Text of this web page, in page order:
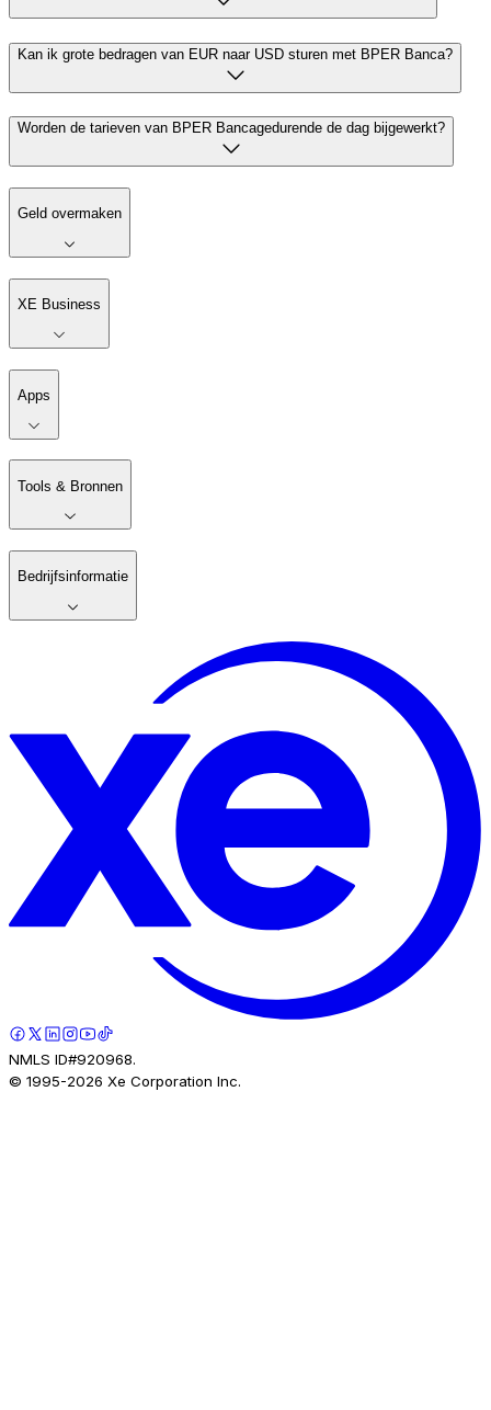
Kan ik grote bedragen van EUR naar USD sturen met BPER Banca?
Worden de tarieven van BPER Bancagedurende de dag bijgewerkt?
Geld overmaken
XE Business
Apps
Tools & Bronnen
Bedrijfsinformatie
NMLS ID#920968.
© 1995-2026 Xe Corporation Inc.